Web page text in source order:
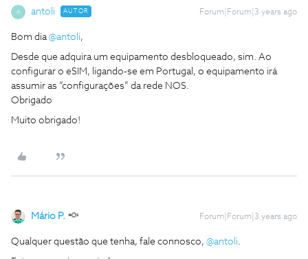
A antoli AUTOR Forum|Forum|3 years ago
Bom dia@antoli,
Desde que adquira um equipamento desbloqueado, sim. Ao
configurar o eSIM, ligando-se em Portugal, o equipamento irá
assumir as “configurações” da rede NOS.
Obrigado
Muito obrigado!
Mário P. Forum|Forum|3 years ago
Qualquer questão que tenha, fale connosco, @antoli.